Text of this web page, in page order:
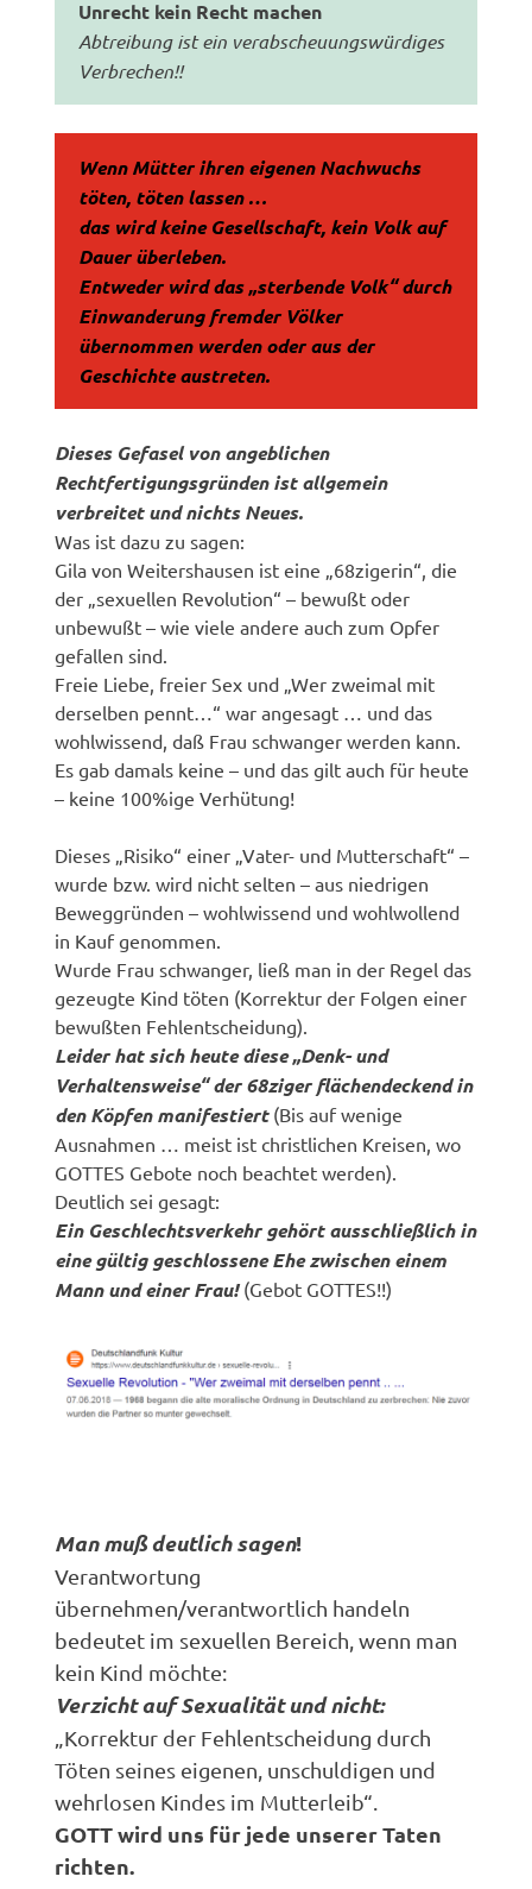
Unrecht kein Recht machen
Abtreibung ist ein verabscheuungswürdiges
Verbrechen!!
Wenn Mütter ihren eigenen Nachwuchs
töten, töten lassen …
das wird keine Gesellschaft, kein Volk auf
Dauer überleben.
Entweder wird das „sterbende Volk“ durch
Einwanderung fremder Völker
übernommen werden oder aus der
Geschichte austreten.
Dieses Gefasel von angeblichen
Rechtfertigungsgründen ist allgemein
verbreitet und nichts Neues.
Was ist dazu zu sagen:
Gila von Weitershausen ist eine „68zigerin“, die
der „sexuellen Revolution“ – bewußt oder
unbewußt – wie viele andere auch zum Opfer
gefallen sind.
Freie Liebe, freier Sex und „Wer zweimal mit
derselben pennt…“ war angesagt … und das
wohlwissend, daß Frau schwanger werden kann.
Es gab damals keine – und das gilt auch für heute
– keine 100%ige Verhütung!
Dieses „Risiko“ einer „Vater- und Mutterschaft“ –
wurde bzw. wird nicht selten – aus niedrigen
Beweggründen – wohlwissend und wohlwollend
in Kauf genommen.
Wurde Frau schwanger, ließ man in der Regel das
gezeugte Kind töten (Korrektur der Folgen einer
bewußten Fehlentscheidung).
Leider hat sich heute diese „Denk- und
Verhaltensweise“ der 68ziger flächendeckend in
den Köpfen manifestiert (Bis auf wenige
Ausnahmen … meist ist christlichen Kreisen, wo
GOTTES Gebote noch beachtet werden).
Deutlich sei gesagt:
Ein Geschlechtsverkehr gehört ausschließlich in
eine gültig geschlossene Ehe zwischen einem
Mann und einer Frau!(Gebot GOTTES!!)
Man muß deutlich sagen!
Verantwortung
übernehmen/verantwortlich handeln
bedeutet im sexuellen Bereich, wenn man
kein Kind möchte:
Verzicht auf Sexualität und nicht:
„Korrektur der Fehlentscheidung durch
Töten seines eigenen, unschuldigen und
wehrlosen Kindes im Mutterleib“.
GOTT wird uns für jede unserer Taten
richten.